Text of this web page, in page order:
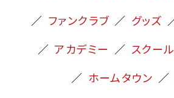
ファンクラブ
グッズ
アカデミー
スクール
ホームタウン